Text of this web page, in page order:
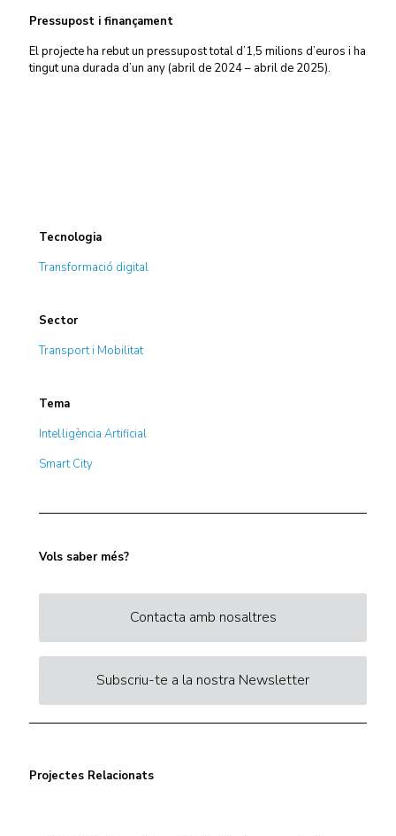
Pressupost i finançament
El projecte ha rebut un pressupost total d’1,5 milions d’euros i ha
tingut una durada d’un any (abril de 2024 – abril de 2025).
Tecnologia
Transformació digital
Sector
Transport i Mobilitat
Tema
Intel·ligència Artificial
Smart City
Vols saber més?
Contacta amb nosaltres
Subscriu-te a la nostra Newsletter
Projectes Relacionats